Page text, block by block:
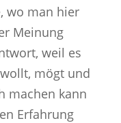
wo man hier
Meinung
weil es
mögt und
machen kann
Erfahrung